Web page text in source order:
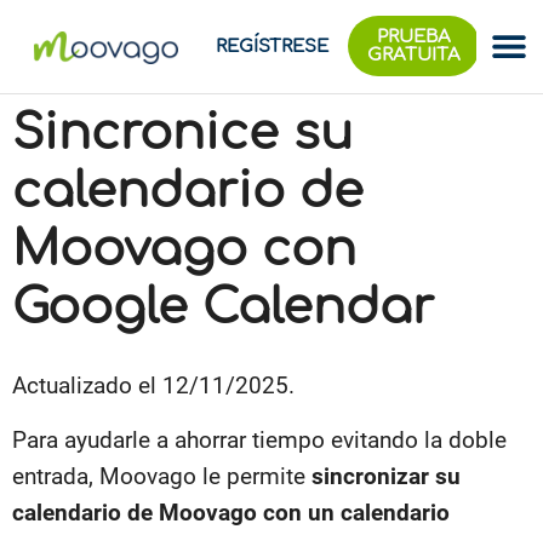
REGÍSTRESE
PRUEBA
GRATUITA
Sincronice su
calendario de
Moovago con
Google Calendar
Actualizado el 12/11/2025.
Para ayudarle a ahorrar tiempo evitando la doble
entrada, Moovago le permite sincronizar su
calendario de Moovago con un calendario